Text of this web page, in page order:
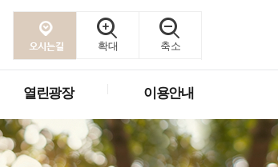
확대 축소
열린광장 이용안내